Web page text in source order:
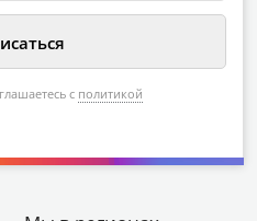
с политикой